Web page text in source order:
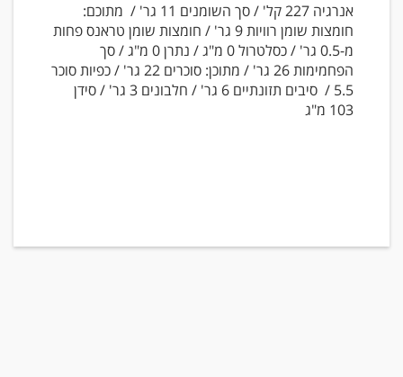
אנרגיה 227 קל' / סך השומנים 11 גר' / מתוכם:
חומצות שומן רוויות 9 גר' / חומצות שומן טראנס פחות
מ-0.5 גר' / כסלטרול 0 מ"ג / נתרן 0 מ"ג / סך
הפחמימות 26 גר' / מתוכן: סוכרים 22 גר' / כפיות סוכר
5.5 / סיבים תזונתיים 6 גר' / חלבונים 3 גר' / סידן
103 מ"ג